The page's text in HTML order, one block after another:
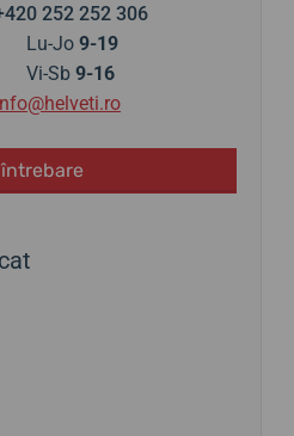
252 252 306
Lu-Jo 9-19
Vi-Sb 9-16